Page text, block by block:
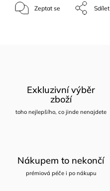
Zeptat se Sdílet
Exkluzivní výběr
zboží
toho nejlepšího, co jinde nenajdete
Nákupem to nekončí
prémiová péče i po nákupu